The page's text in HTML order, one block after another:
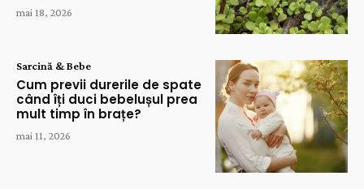
mai 18, 2026
Sarcină & Bebe
Cum previi durerile de spate
când îți duci bebelușul prea
mult timp în brațe?
mai 11, 2026